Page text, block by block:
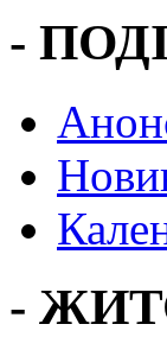
-
-